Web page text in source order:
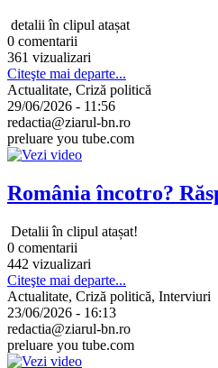
detalii în clipul atașat
0 comentarii
361 vizualizari
Citeşte mai departe...
Actualitate, Criză politică
29/06/2026 - 11:56
redactia@ziarul-bn.ro
preluare you tube.com
România încotro?
Detalii în clipul atașat!
0 comentarii
442 vizualizari
Citeşte mai departe...
Actualitate, Criză politică, Interviuri
23/06/2026 - 16:13
redactia@ziarul-bn.ro
preluare you tube.com